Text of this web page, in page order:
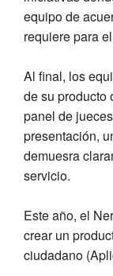
equipo de
requiere para
Al final, los
de su producto
panel de
presentación,
demuesra
servicio.
Este año, el
crear un
ciudadano